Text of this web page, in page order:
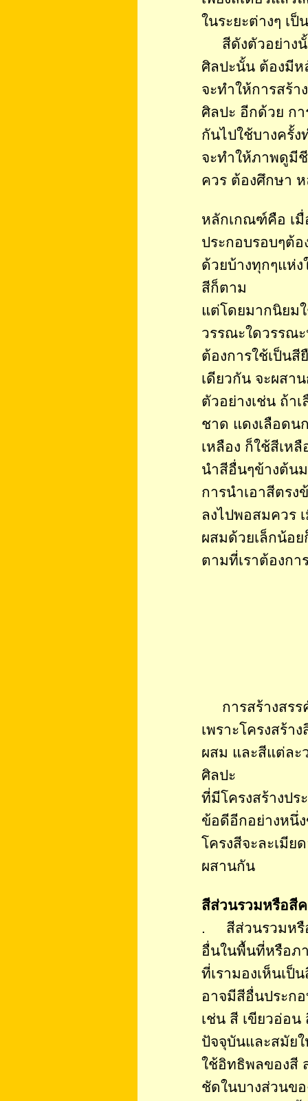
ในระยะต่างๆ เป็
สีดังตัวอย่างนั้
ศิลปะนั้น ต้องมีห
จะทำให้การสร้
ศิลปะ อีกด้วย ก
กันไปใช้บางครั้
จะทำให้ภาพดูมี
ควร ต้องศึกษา
หลักเกณฑ์คือ เมื่
ประกอบรอบๆต้
ด้วยบ้างทุกๆแห่
สีก็ตาม
แต่โดยมากนิยม
วรรณะใดวรรณ
ต้องการใช้เป็น
เดียวกัน จะผสา
ตัวอย่างเช่น ถ้า
ชาด แดงเลือดน
เหลือง ก็ใช้สีเห
นำสีอื่นๆข้างต้น
การนำเอาสีตร
ลงไปพอสมควร
ผสมด้วยเล็กน้อย
ตามที่เราต้องกา
การสร้างสรร
เพราะโครงสร้า
ผสม และสีแต่ละ
ศิลปะ
ที่มีโครงสร้างป
ข้อดีอีกอย่างหนึ่
โครงสีจะละเมีย
ผสานกัน
สีส่วนรวมหรือสี
. สีส่วนรวมหรือ
อื่นในพื้นที่หรือภ
ที่เรามองเห็นเป็
อาจมีสีอื่นประก
เช่น สี เขียวอ่อ
ปัจจุบันและสมัย
ใช้อิทธิพลของสี
ชัดในบางส่วนข